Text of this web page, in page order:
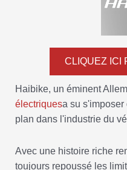
CLIQUEZ ICI
Haibike, un éminent
électriquesa su s'imposer
plan dans l'industrie du
Avec une histoire riche
toujours repoussé les